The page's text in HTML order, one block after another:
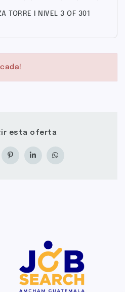
TORRE I NIVEL 3 OF 301
esta oferta